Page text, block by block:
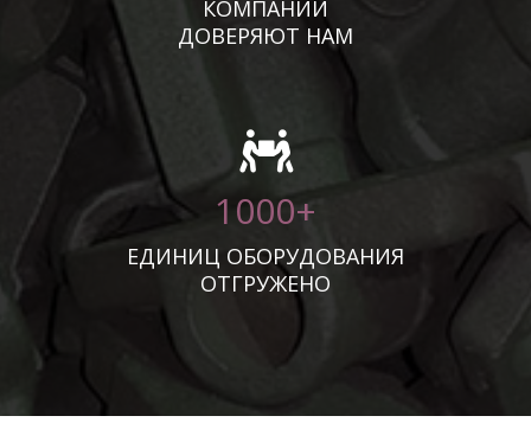
КОМПАНИЙ
ДОВЕРЯЮТ НАМ
1000+
ЕДИНИЦ ОБОРУДОВАНИЯ
ОТГРУЖЕНО